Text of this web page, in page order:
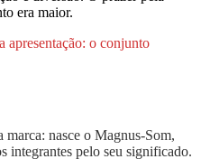
era maior.
apresentação: o conjunto
nasce o Magnus-Som,
integrantes pelo seu significado.